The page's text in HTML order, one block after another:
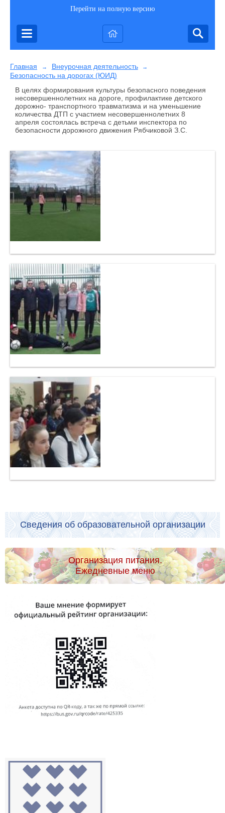
Перейти на полную версию
Главная → Внеурочная деятельность →
Безопасность на дорогах (ЮИД)
В целях формирования культуры безопасного поведения
несовершеннолетних на дороге, профилактике детского
дорожно- транспортного травматизма и на уменьшение
количества ДТП с участием несовершеннолетних 8
апреля состоялась встреча с детьми инспектора по
безопасности дорожного движения Рябчиковой З.С.
Сведения об образовательной организации
Организация питания.
Ежедневные меню